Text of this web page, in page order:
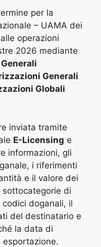
per la
– UAMA dei
operazioni
2026 mediante
Generali
Globali
inviata tramite
E-Licensing e
informazioni, gli
i riferimenti
e il valore dei
di
doganali, il
del destinatario e
la data di
esportazione.